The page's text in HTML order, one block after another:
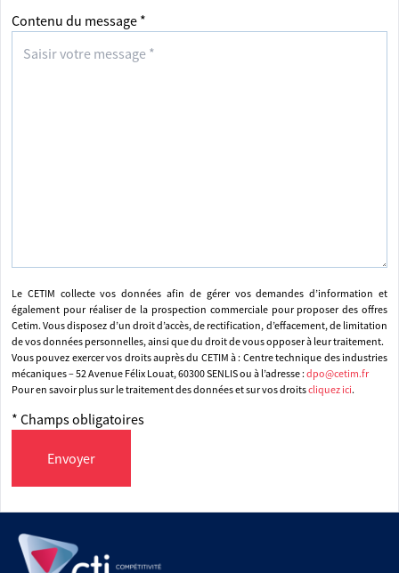
Contenu du message *
Le CETIM collecte vos données afin de gérer vos demandes d’information et
également pour réaliser de la prospection commerciale pour proposer des offres
Cetim. Vous disposez d’un droit d’accès, de rectification, d’effacement, de limitation
de vos données personnelles, ainsi que du droit de vous opposer à leur traitement.
Vous pouvez exercer vos droits auprès du CETIM à : Centre technique des industries
mécaniques – 52 Avenue Félix Louat, 60300 SENLIS ou à l’adresse : dpo@cetim.fr
Pour en savoir plus sur le traitement des données et sur vos droitscliquez ici.
* Champs obligatoires
Envoyer